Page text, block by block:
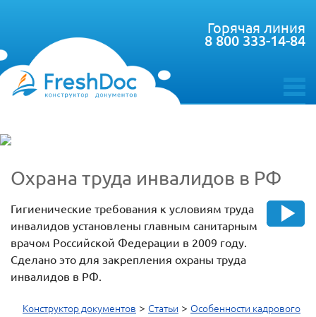
toggle
Горячая линия
8 800 333-14-84
Охрана труда инвалидов в РФ
Гигиенические требования к условиям труда
инвалидов установлены главным санитарным
врачом Российской Федерации в 2009 году.
Сделано это для закрепления охраны труда
инвалидов в РФ.
Конструктор документов > Статьи > Особенности кадрового